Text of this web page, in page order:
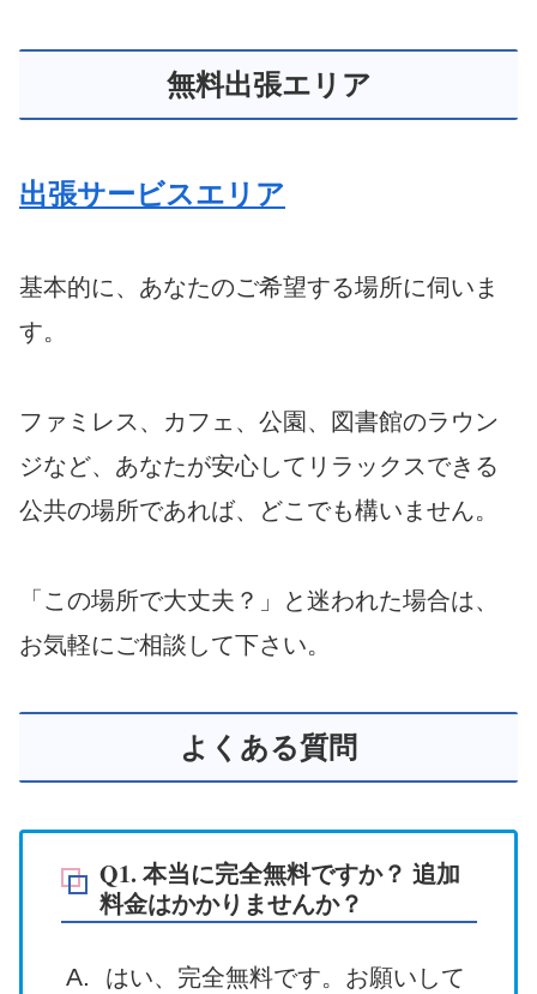
無料出張エリア
出張サービスエリア
基本的に、あなたのご希望する場所に伺いま
す。
ファミレス、カフェ、公園、図書館のラウン
ジなど、あなたが安心してリラックスできる
公共の場所であれば、どこでも構いません。
「この場所で大丈夫？」と迷われた場合は、
お気軽にご相談して下さい。
よくある質問
Q1. 本当に完全無料ですか？ 追加
料金はかかりませんか？
はい、完全無料です。お願いして